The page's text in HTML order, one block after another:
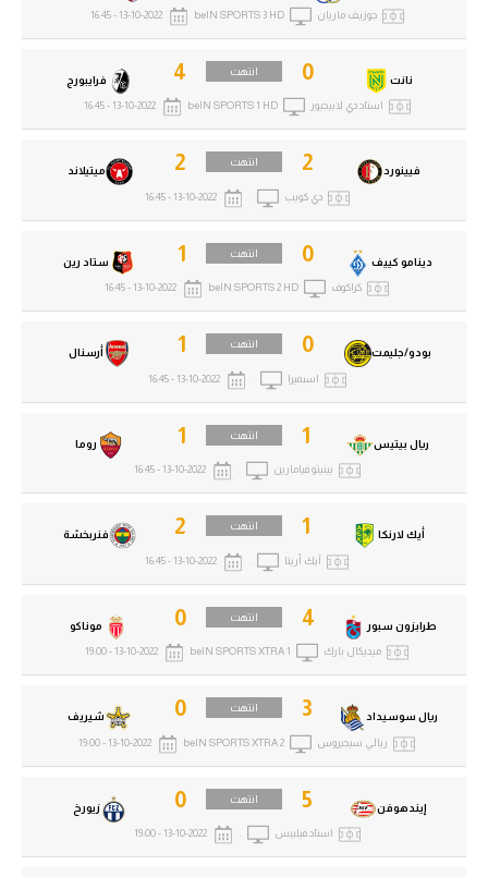
إيندهوفن 5 انتهت
زيورخ 0
استاد فيليبس 13-10-2022 - 19:00
ريال سوسيداد 3 انتهت
شيريف 0
ريالي سيجيروس beIN SPORTS XTRA 2
13-10-2022 - 19:00
طرابزون سبور 4 انتهت
موناكو 0
ميديكال بارك beIN SPORTS XTRA 1
13-10-2022 - 19:00
أيك لارنكا 1 انتهت
فنربخشة 2
آيك أرينا 13-10-2022 - 16:45
ريال بيتيس 1 انتهت
روما 1
بينيتو فيامارين 13-10-2022 - 16:45
بودو/جليمت 0 انتهت
أرسنال 1
اسبميرا 13-10-2022 - 16:45
دينامو كييف 0 انتهت
ستاد رين 1
كراكوف beIN SPORTS 2 HD
13-10-2022 - 16:45
فيينورد 2 انتهت
ميتيلاند 2
دي كويب 13-10-2022 - 16:45
نانت 0 انتهت
فرايبورج 4
استاد دي لابيجيور beIN SPORTS 1 HD
13-10-2022 - 16:45
جوزيف ماريان beIN SPORTS 3 HD
13-10-2022 - 16:45